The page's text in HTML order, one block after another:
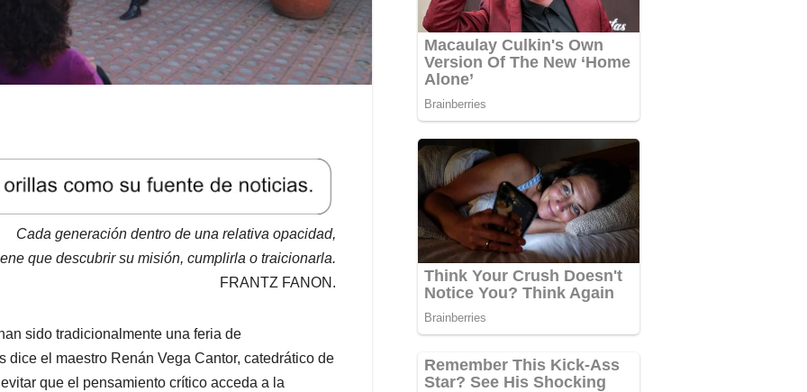
Cada generación dentro de una relativa opacidad,
que descubrir su misión, cumplirla o traicionarla.
FRANTZ FANON.
sido tradicionalmente una feria de
el maestro Renán Vega Cantor, catedrático de
que el pensamiento crítico acceda a la